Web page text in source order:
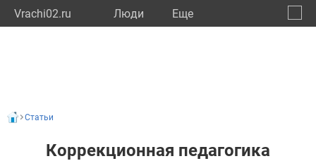
Vrachi02.ru Люди Eще
Статьи
Коррекционная педагогика